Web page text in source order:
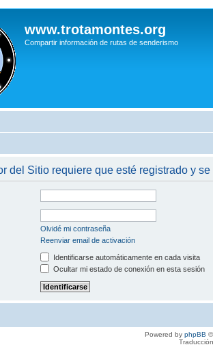
www.trotamontes.org
Compartir información de rutas de senderismo
del Sitio requiere que esté registrado y
Olvidé mi contraseña
Reenviar email de activación
Identificarse automáticamente en cada visita
Ocultar mi estado de conexión en esta sesión
Powered by phpBB